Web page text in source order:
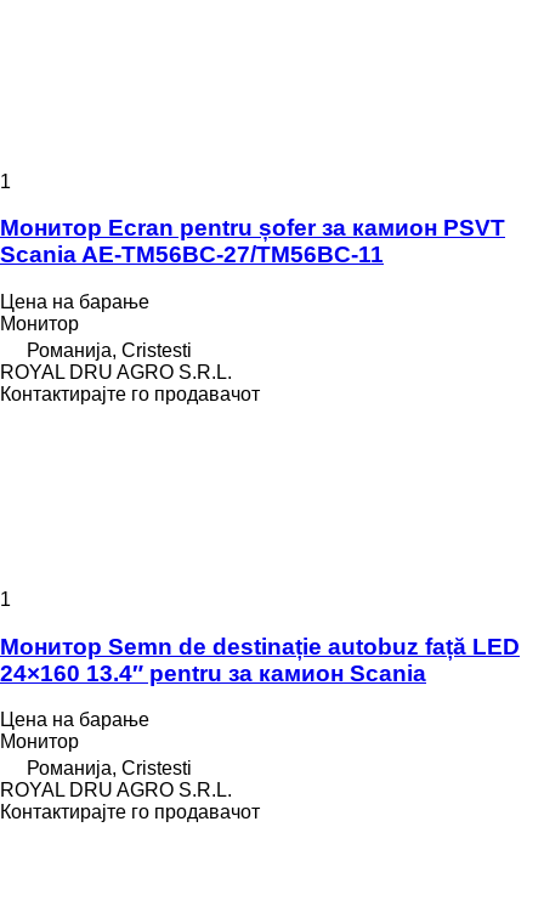
1
Монитор Ecran pentru șofer за камион PSVT
Scania AE-TM56BC-27/TM56BC-11
Цена на барање
Монитор
Романија, Cristesti
ROYAL DRU AGRO S.R.L.
Контактирајте го продавачот
1
Монитор Semn de destinație autobuz față LED
24×160 13.4″ pentru за камион Scania
Цена на барање
Монитор
Романија, Cristesti
ROYAL DRU AGRO S.R.L.
Контактирајте го продавачот